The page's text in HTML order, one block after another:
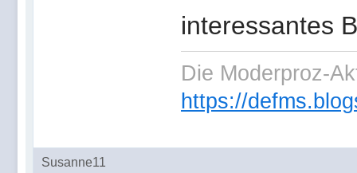
interessantes
Die Moderproz-
https://
Susanne11